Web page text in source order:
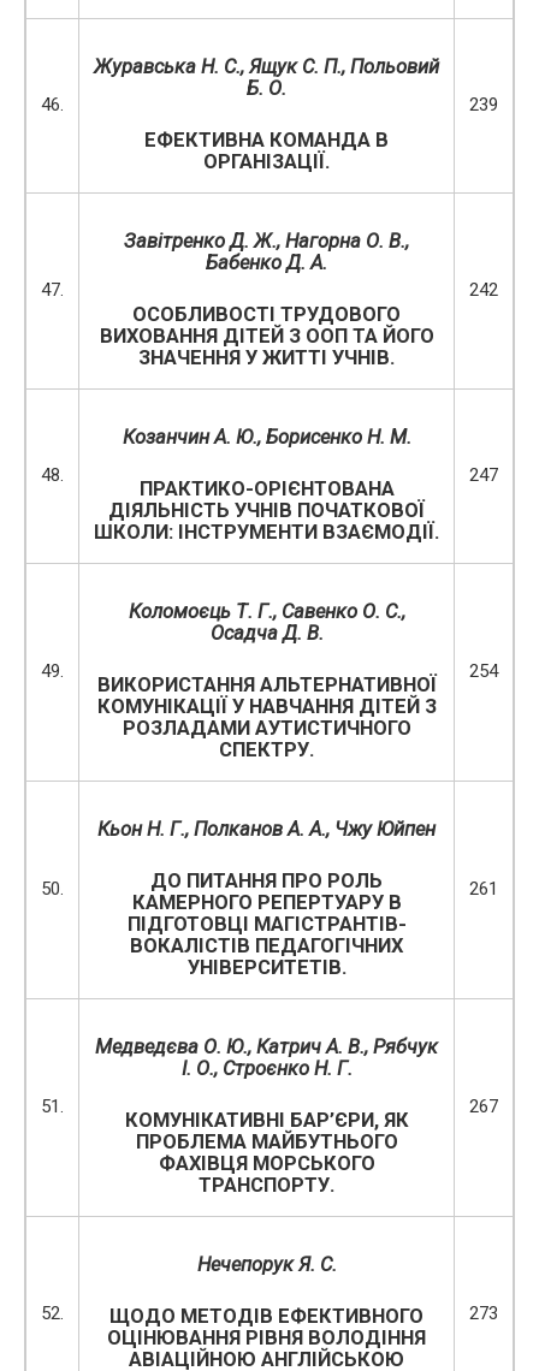
46.
Журавська Н. С., Ящук С. П., Польовий
Б. О.
ЕФЕКТИВНА КОМАНДА В
ОРГАНІЗАЦІЇ.
239
47.
Завітренко Д. Ж., Нагорна О. В.,
Бабенко Д. А.
ОСОБЛИВОСТІ ТРУДОВОГО
ВИХОВАННЯ ДІТЕЙ З ООП ТА ЙОГО
ЗНАЧЕННЯ У ЖИТТІ УЧНІВ.
242
48.
Козанчин А. Ю., Борисенко Н. М.
ПРАКТИКО-ОРІЄНТОВАНА
ДІЯЛЬНІСТЬ УЧНІВ ПОЧАТКОВОЇ
ШКОЛИ: ІНСТРУМЕНТИ ВЗАЄМОДІЇ.
247
49.
Коломоєць Т. Г., Савенко О. С.,
Осадча Д. В.
ВИКОРИСТАННЯ АЛЬТЕРНАТИВНОЇ
КОМУНІКАЦІЇ У НАВЧАННЯ ДІТЕЙ З
РОЗЛАДАМИ АУТИСТИЧНОГО
СПЕКТРУ.
254
50.
Кьон Н. Г., Полканов А. А., Чжу Юйпен
ДО ПИТАННЯ ПРО РОЛЬ
КАМЕРНОГО РЕПЕРТУАРУ В
ПІДГОТОВЦІ МАГІСТРАНТІВ-
ВОКАЛІСТІВ ПЕДАГОГІЧНИХ
УНІВЕРСИТЕТІВ.
261
51.
Медведєва О. Ю., Катрич А. В., Рябчук
І. О., Строєнко Н. Г.
КОМУНІКАТИВНІ БАР’ЄРИ, ЯК
ПРОБЛЕМА МАЙБУТНЬОГО
ФАХІВЦЯ МОРСЬКОГО
ТРАНСПОРТУ.
267
52.
Нечепорук Я. С.
ЩОДО МЕТОДІВ ЕФЕКТИВНОГО
ОЦІНЮВАННЯ РІВНЯ ВОЛОДІННЯ
АВІАЦІЙНОЮ АНГЛІЙСЬКОЮ
273